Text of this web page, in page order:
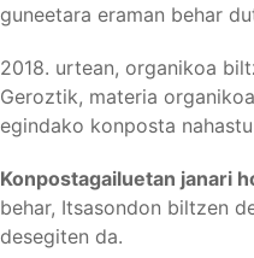
guneetara eraman behar
2018. urtean, organikoa
Geroztik, materia
egindako konposta
Konpostagailuetan janari
behar, Itsasondon biltzen
desegiten da.